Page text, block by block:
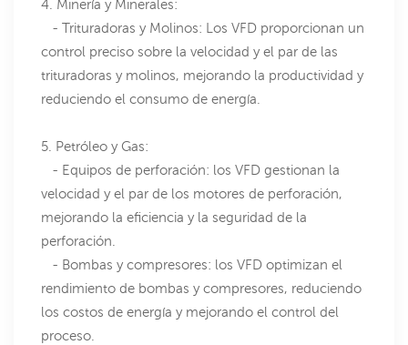
4. Minería y Minerales:
- Trituradoras y Molinos: Los VFD proporcionan un
control preciso sobre la velocidad y el par de las
trituradoras y molinos, mejorando la productividad y
reduciendo el consumo de energía.
5. Petróleo y Gas:
- Equipos de perforación: los VFD gestionan la
velocidad y el par de los motores de perforación,
mejorando la eficiencia y la seguridad de la
perforación.
- Bombas y compresores: los VFD optimizan el
rendimiento de bombas y compresores, reduciendo
los costos de energía y mejorando el control del
proceso.